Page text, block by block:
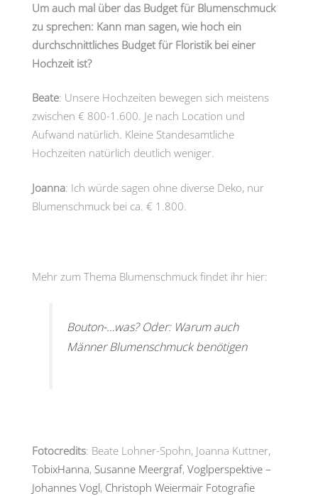
Um auch mal über das Budget für Blumenschmuck
zu sprechen: Kann man sagen, wie hoch ein
durchschnittliches Budget für Floristik bei einer
Hochzeit ist?
Beate: Unsere Hochzeiten bewegen sich meistens
zwischen € 800-1.600. Je nach Location und
Aufwand natürlich. Kleine Standesamtliche
Hochzeiten natürlich deutlich weniger.
Joanna: Ich würde sagen ohne diverse Deko, nur
Blumenschmuck bei ca. € 1.800.
Mehr zum Thema Blumenschmuck findet ihr hier:
Bouton-…was? Oder: Warum auch
Männer Blumenschmuck benötigen
Fotocredits: Beate Lohner-Spohn, Joanna Kuttner,
TobixHanna, Susanne Meergraf, Voglperspektive –
Johannes Vogl, Christoph Weiermair Fotografie